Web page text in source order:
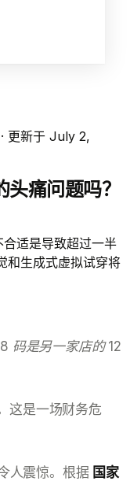
· 更新于 July 2,
痛问题吗？
适是导致超过一半
和生成式虚拟试穿将
码是另一家店的 12
这是一场财务危
人震惊。根据 国家